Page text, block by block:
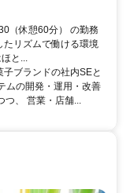
（休憩60分） の勤務
たリズムで働ける環境
と...
ブランドの社内SEと
ムの開発・運用・改善
、 営業・店舗...